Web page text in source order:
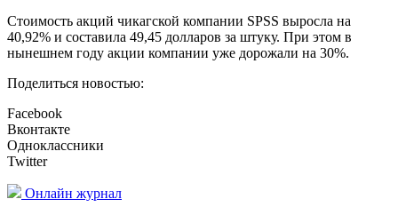
Стоимость акций чикагской компании SPSS выросла на
40,92% и составила 49,45 долларов за штуку. При этом в
нынешнем году акции компании уже дорожали на 30%.
Поделиться новостью:
Facebook
Вконтакте
Одноклассники
Twitter
Онлайн журнал